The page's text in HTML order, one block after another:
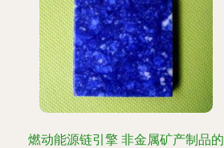
燃动能源链引擎 非金属矿产制品的